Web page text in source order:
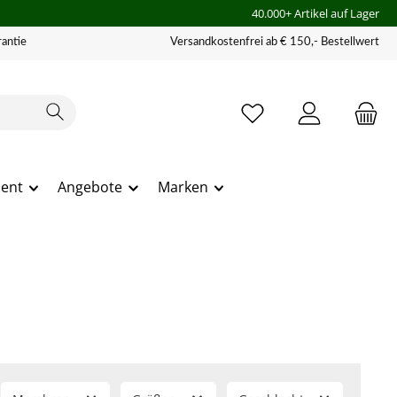
40.000+ Artikel auf Lager
Versandkostenfrei ab € 150,- Bestellwert
Angebote Marken